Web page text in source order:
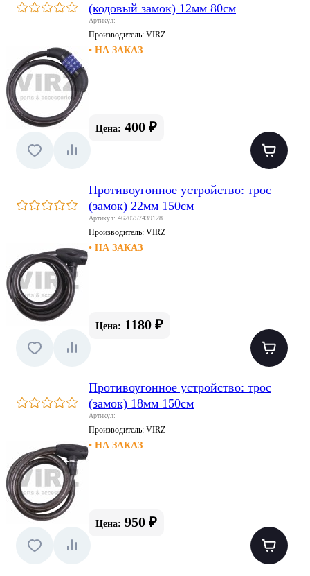
(кодовый замок) 12мм 80см
Артикул:
Производитель: VIRZ
• НА ЗАКАЗ
Цена: 400 ₽
Противоугонное устройство: трос
(замок) 22мм 150см
Артикул: 4620757439128
Производитель: VIRZ
• НА ЗАКАЗ
Цена: 1180 ₽
Противоугонное устройство: трос
(замок) 18мм 150см
Артикул:
Производитель: VIRZ
• НА ЗАКАЗ
Цена: 950 ₽